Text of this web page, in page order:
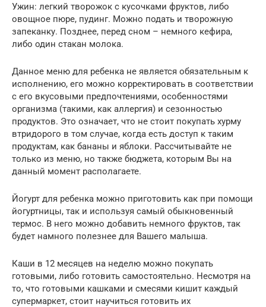
Ужин: легкий творожок с кусочками фруктов, либо
овощное пюре, пудинг. Можно подать и творожную
запеканку. Позднее, перед сном – немного кефира,
либо один стакан молока.
Данное меню для ребенка не является обязательным к
исполнению, его можно корректировать в соответствии
с его вкусовыми предпочтениями, особенностями
организма (такими, как аллергия) и сезонностью
продуктов. Это означает, что не стоит покупать хурму
втридорого в том случае, когда есть доступ к таким
продуктам, как бананы и яблоки. Рассчитывайте не
только из меню, но также бюджета, которым Вы на
данный момент располагаете.
Йогурт для ребенка можно приготовить как при помощи
йогуртницы, так и используя самый обыкновенный
термос. В него можно добавить немного фруктов, так
будет намного полезнее для Вашего малыша.
Каши в 12 месяцев на неделю можно покупать
готовыми, либо готовить самостоятельно. Несмотря на
то, что готовыми кашками и смесями кишит каждый
супермаркет, стоит научиться готовить их